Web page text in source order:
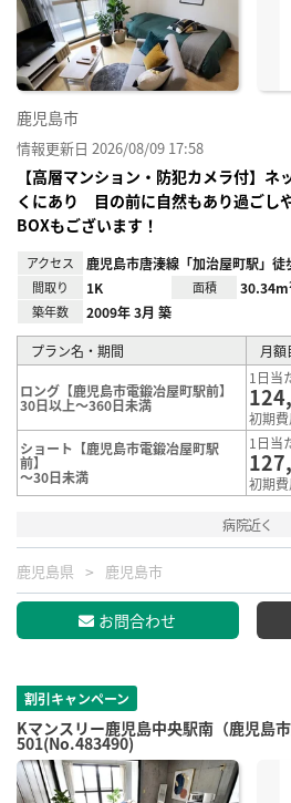
鹿児島市
情報更新日 2026/08/09 17:58
【高層マンション・防犯カメラ付】
くにあり 目の前に自然もあり過ごし
BOXもございます！
アクセス 鹿児島市唐湊線「加治屋町駅」徒
間取り 1K 面積
築年数 2009年 3月 築
プラン名・期間 月額
ロング【鹿児島市電鍛冶屋町駅前】
30日以上～360日未満
1日当
初期
ショート【鹿児島市電鍛冶屋町駅
前】
～30日未満
1日当
初期
病院近く
鹿児島県 鹿児島市
お問合わせ
割引キャンペーン
Kマンスリー鹿児島中央駅南（鹿児島
501(No.483490)